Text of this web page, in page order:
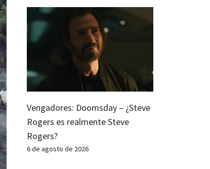
Vengadores: Doomsday – ¿Steve
Rogers es realmente Steve
Rogers?
6 de agosto de 2026